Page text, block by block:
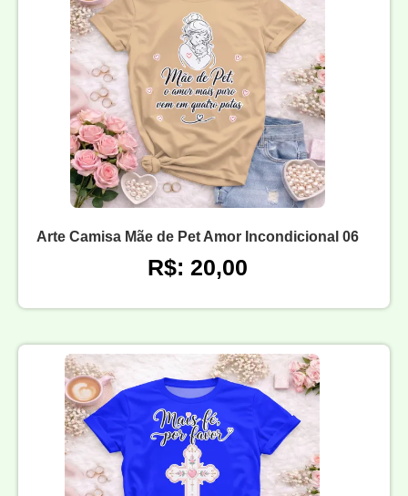
Arte Camisa Mãe de Pet Amor Incondicional 06
R$: 20,00